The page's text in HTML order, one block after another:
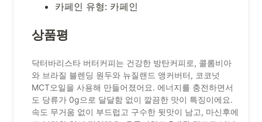
카페인 유형: 카페인
상품평
닥터바리스타 버터커피는 건강한 방탄커피로, 콜롬비아
와 브라질 블렌딩 원두와 뉴질랜드 앵커버터, 코코넛
MCT오일을 사용해 만들어졌어요. 에너지를 충전하면서
도 당류가 0g으로 달달함 없이 깔끔한 맛이 특징이에요.
속도 무거움 없이 부드럽고 구수한 뒷맛이 남고, 마신후에